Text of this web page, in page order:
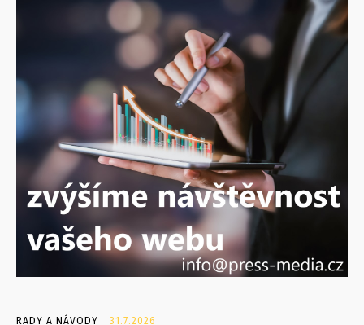
RADY A NÁVODY 31.7.2026